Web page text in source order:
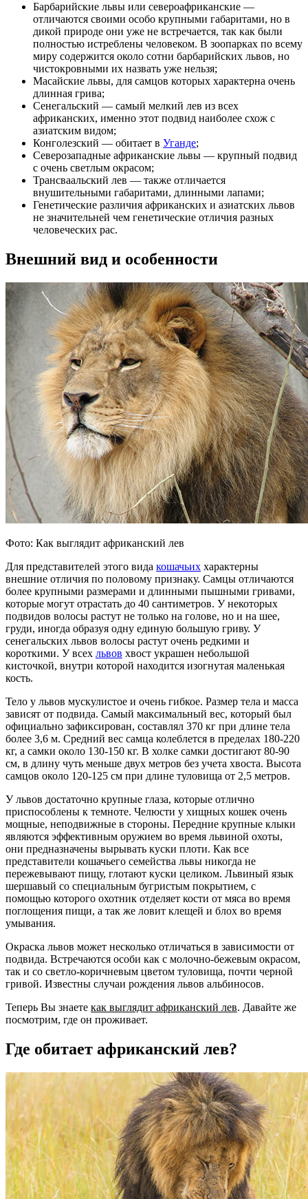
Барбарийские львы или североафриканские —
отличаются своими особо крупными габаритами, но в
дикой природе они уже не встречается, так как были
полностью истреблены человеком. В зоопарках по всему
миру содержится около сотни барбарийских львов, но
чистокровными их назвать уже нельзя;
Масайские львы, для самцов которых характерна очень
длинная грива;
Сенегальский — самый мелкий лев из всех
африканских, именно этот подвид наиболее схож с
азиатским видом;
Конголезский — обитает в Уганде;
Северозападные африканские львы — крупный подвид
с очень светлым окрасом;
Трансваальский лев — также отличается
внушительными габаритами, длинными лапами;
Генетические различия африканских и азиатских львов
не значительней чем генетические отличия разных
человеческих рас.
Внешний вид и особенности
Фото: Как выглядит африканский лев
Для представителей этого вида кошачьих характерны
внешние отличия по половому признаку. Самцы отличаются
более крупными размерами и длинными пышными гривами,
которые могут отрастать до 40 сантиметров. У некоторых
подвидов волосы растут не только на голове, но и на шее,
груди, иногда образуя одну единую большую гриву. У
сенегальских львов волосы растут очень редкими и
короткими. У всех львов хвост украшен небольшой
кисточкой, внутри которой находится изогнутая маленькая
кость.
Тело у львов мускулистое и очень гибкое. Размер тела и масса
зависят от подвида. Самый максимальный вес, который был
официально зафиксирован, составлял 370 кг при длине тела
более 3,6 м. Средний вес самца колеблется в пределах 180-220
кг, а самки около 130-150 кг. В холке самки достигают 80-90
см, в длину чуть меньше двух метров без учета хвоста. Высота
самцов около 120-125 см при длине туловища от 2,5 метров.
У львов достаточно крупные глаза, которые отлично
приспособлены к темноте. Челюсти у хищных кошек очень
мощные, неподвижные в стороны. Передние крупные клыки
являются эффективным оружием во время львиной охоты,
они предназначены вырывать куски плоти. Как все
представители кошачьего семейства львы никогда не
пережевывают пищу, глотают куски целиком. Львиный язык
шершавый со специальным бугристым покрытием, с
помощью которого охотник отделяет кости от мяса во время
поглощения пищи, а так же ловит клещей и блох во время
умывания.
Окраска львов может несколько отличаться в зависимости от
подвида. Встречаются особи как с молочно-бежевым окрасом,
так и со светло-коричневым цветом туловища, почти черной
гривой. Известны случаи рождения львов альбиносов.
Теперь Вы знаете как выглядит африканский лев. Давайте же
посмотрим, где он проживает.
Где обитает африканский лев?